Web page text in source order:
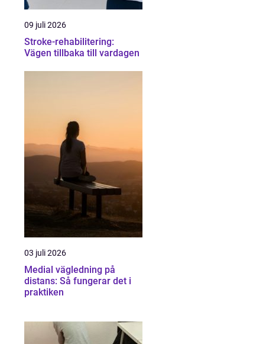
09 juli 2026
Stroke-rehabilitering:
Vägen tillbaka till vardagen
03 juli 2026
Medial vägledning på
distans: Så fungerar det i
praktiken